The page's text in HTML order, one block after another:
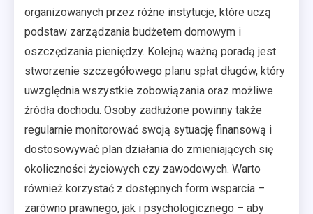
organizowanych przez różne instytucje, które uczą
podstaw zarządzania budżetem domowym i
oszczędzania pieniędzy. Kolejną ważną poradą jest
stworzenie szczegółowego planu spłat długów, który
uwzględnia wszystkie zobowiązania oraz możliwe
źródła dochodu. Osoby zadłużone powinny także
regularnie monitorować swoją sytuację finansową i
dostosowywać plan działania do zmieniających się
okoliczności życiowych czy zawodowych. Warto
również korzystać z dostępnych form wsparcia –
zarówno prawnego, jak i psychologicznego – aby